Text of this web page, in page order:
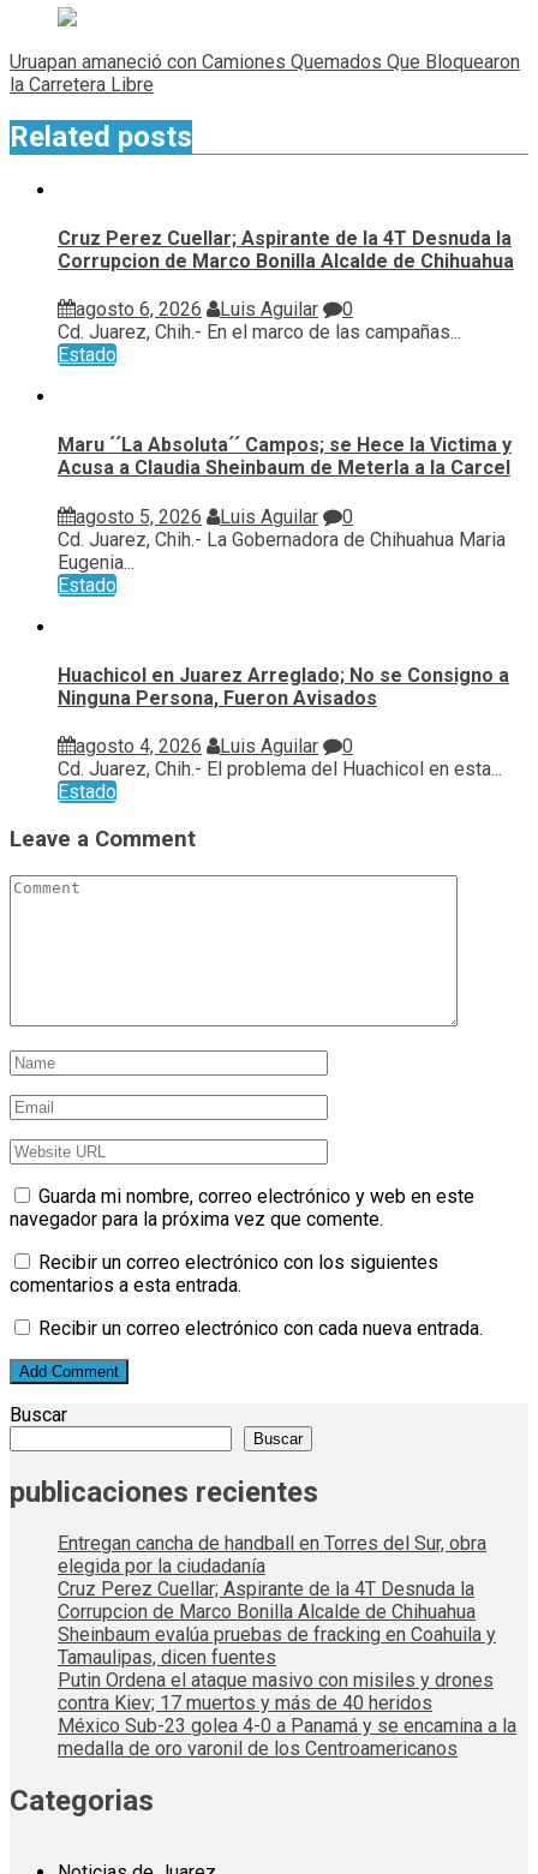
Uruapan amaneció con Camiones Quemados Que Bloquearon
la Carretera Libre
Related posts
Cruz Perez Cuellar; Aspirante de la 4T Desnuda la
Corrupcion de Marco Bonilla Alcalde de Chihuahua
agosto 6, 2026 Luis Aguilar
0
Cd. Juarez, Chih.- En el marco de las campañas...
Estado
Maru ´´La Absoluta´´ Campos; se Hece la Victima y
Acusa a Claudia Sheinbaum de Meterla a la Carcel
agosto 5, 2026 Luis Aguilar
0
Cd. Juarez, Chih.- La Gobernadora de Chihuahua Maria
Eugenia...
Estado
Huachicol en Juarez Arreglado; No se Consigno a
Ninguna Persona, Fueron Avisados
agosto 4, 2026 Luis Aguilar
0
Cd. Juarez, Chih.- El problema del Huachicol en esta...
Estado
Leave a Comment
Guarda mi nombre, correo electrónico y web en este
navegador para la próxima vez que comente.
Recibir un correo electrónico con los siguientes
comentarios a esta entrada.
Recibir un correo electrónico con cada nueva entrada.
Buscar
Buscar
publicaciones recientes
Entregan cancha de handball en Torres del Sur, obra
elegida por la ciudadanía
Cruz Perez Cuellar; Aspirante de la 4T Desnuda la
Corrupcion de Marco Bonilla Alcalde de Chihuahua
Sheinbaum evalúa pruebas de fracking en Coahuila y
Tamaulipas, dicen fuentes
Putin Ordena el ataque masivo con misiles y drones
contra Kiev; 17 muertos y más de 40 heridos
México Sub-23 golea 4-0 a Panamá y se encamina a la
medalla de oro varonil de los Centroamericanos
Categorias